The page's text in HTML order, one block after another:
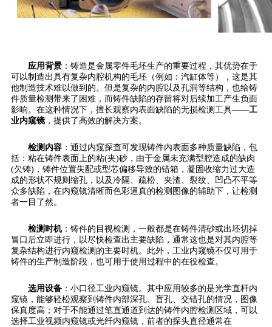
应用背景 ：铸造是金属零件毛坯生产的重要过程，其优势在于
可以制造出具有复杂内腔机构的毛坯（例如：汽缸体等），这是其
他制造技术难以做到的。但是复杂的内腔以及孔洞等结构，也给铸
件质量检测带来了困难，而铸件缺陷的存留将对后续加工产生负面
影响。在这种情况下，擅长观察内表面缺陷的无损检测工具——工
业内窥镜 ，提供了高效的解决方案。
检测内容 ：通过内窥探查可发现铸件内表面多种质量缺陷，包
括：粘在铸件表面上的粘(夹)砂，由于金属未充满型腔造成的缺肉
(欠铸)，铸件位置失配或型芯偏移导致的错箱，凝固收缩力过大造
成的形状不规则缩孔，以及冷隔、疏松、夹渣、裂纹、凹凸不平等
众多缺陷，在内窥镜清晰而色彩逼真的检测图像的辅助下，让检测
者一目了然。
检测时机：铸件的目视检测，一般都是在铸件清砂或出坯切掉
冒口后立即进行，以尽快检查出主要缺陷，通常这也是对其内腔等
复杂结构进行内窥检测的主要时机。此外，工业内窥镜不仅可用于
铸件的生产制造阶段，也可用于使用过程中的在役检查。
选用设备 ：小口径工业内窥镜。其中应用较多的是光学直杆内
窥镜，能够轻松观察到铸件内部深孔、盲孔、交错孔的情况，图像
保真度高；对于不能通过笔直通道到达的铸件内腔检测区域，可以
选择工业视频内窥镜或光纤内窥镜，前者的探头直径通常在